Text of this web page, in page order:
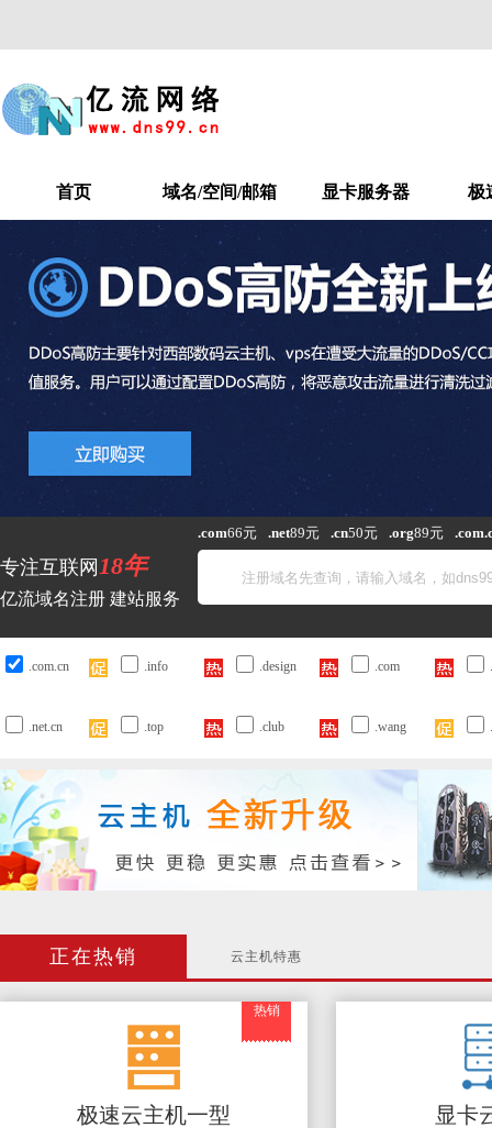
首页 域名/空间/邮箱 显卡服务器 极
专注互联网 18年
亿流域名注册 建站服务
.com66元 .net89元 .cn50元 .org89元
.com.cn .info .design .com
.net.cn .top .club .wang
正在热销 云主机特惠
热销
极速云主机一型 显卡